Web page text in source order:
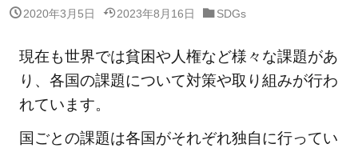
2020年3月5日 2023年8月16日 SDGs
現在も世界では貧困や人権など様々な課題があ
り、各国の課題について対策や取り組みが行わ
れています。
国ごとの課題は各国がそれぞれ独自に行ってい